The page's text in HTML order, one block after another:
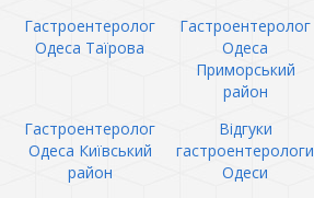
Гастроентеролог
Одеса Таїрова
Гастроентеролог
Одеса
Приморський
район
Гастроентеролог
Одеса Київський
район
Відгуки
гастроентерологи
Одеси